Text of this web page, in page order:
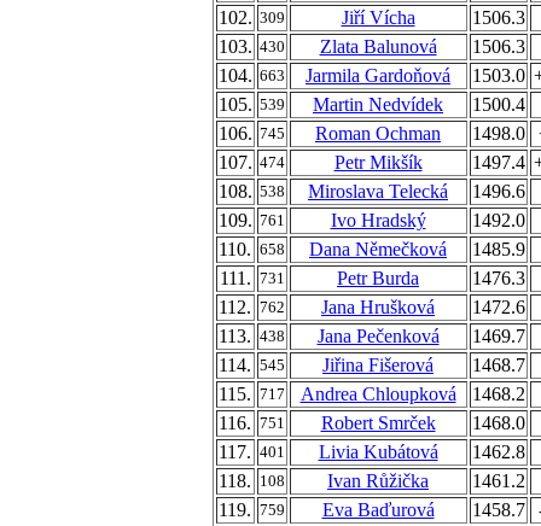
102. 309 Jiří Vícha
1506.3
103. 430 Zlata Balunová
1506.3
104. 663 Jarmila Gardoňová 1503.0
105. 539 Martin Nedvídek
1500.4
106. 745 Roman Ochman 1498.0
107. 474 Petr Mikšík 1497.4
108. 538 Miroslava Telecká
1496.6
109. 761 Ivo Hradský
1492.0
110. 658 Dana Němečková
1485.9
111. 731 Petr Burda
1476.3
112. 762 Jana Hrušková
1472.6
113. 438 Jana Pečenková
1469.7
114. 545 Jiřina Fišerová
1468.7
115. 717 Andrea Chloupková
1468.2
116. 751 Robert Smrček
1468.0
117. 401 Livia Kubátová
1462.8
118. 108 Ivan Růžička
1461.2
119. 759 Eva Baďurová 1458.7